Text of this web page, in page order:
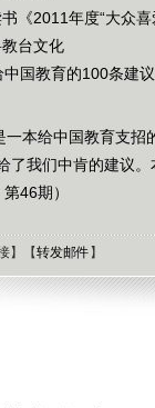
《2011年度“大众
台文化
中国教育的100条建议
本给中国教育支招
了我们中肯的建议
46期）
】【转发邮件 】